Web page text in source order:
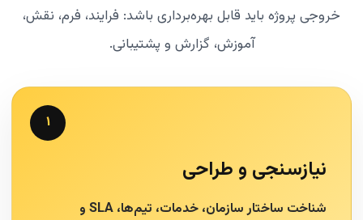
خروجی پروژه باید قابل بهره‌برداری باشد: فرایند، فرم، نقش،
آموزش، گزارش و پشتیبانی.
۱
نیازسنجی و طراحی
شناخت ساختار سازمان، خدمات، تیم‌ها، SLA و